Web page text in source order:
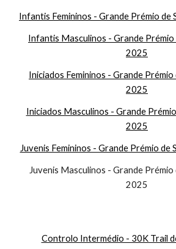
Infantis Femininos - Grande Prémio
Infantis Masculinos - Grande
2025
Iniciados Femininos - Grande
2025
Iniciados Masculinos - Grande
2025
Juvenis Femininos - Grande Prémio
Juvenis Masculinos - Grande
2025
Controlo Intermédio - 30K Trail